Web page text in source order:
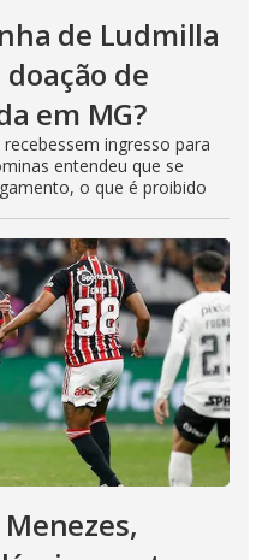
de Ludmilla
de
em MG?
ingresso para
entendeu que se
o que é proibido